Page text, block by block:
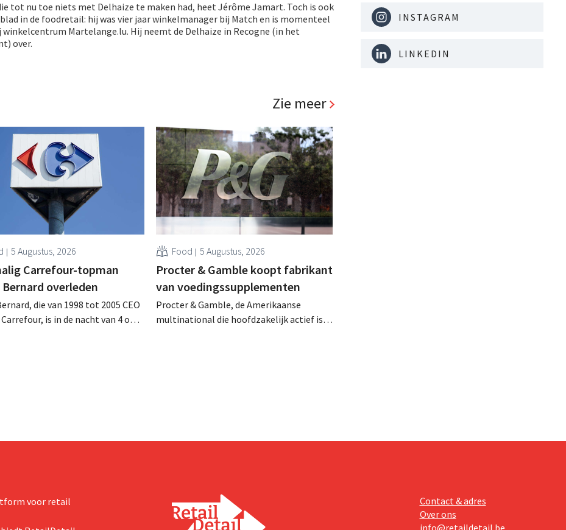
tot nu toe niets met Delhaize te maken had, heet Jérôme Jamart. Toch is ook
in de foodretail: hij was vier jaar winkelmanager bij Match en is momenteel
Martelange.lu. Hij neemt de Delhaize in Recogne (in het
over.
Zie meer
5 Augustus, 2026
Carrefour-topman
Bernard overleden
die van 1998 tot 2005 CEO
is in de nacht van 4 op 5
Food 5 Augustus, 2026
Procter & Gamble koopt fabrikant
van voedingssupplementen
Procter & Gamble, de Amerikaanse
multinational die hoofdzakelijk actief is in
INSTAGRAM
LINKEDIN
voor retail
Contact & adres
Over ons
info@retaildetail.be